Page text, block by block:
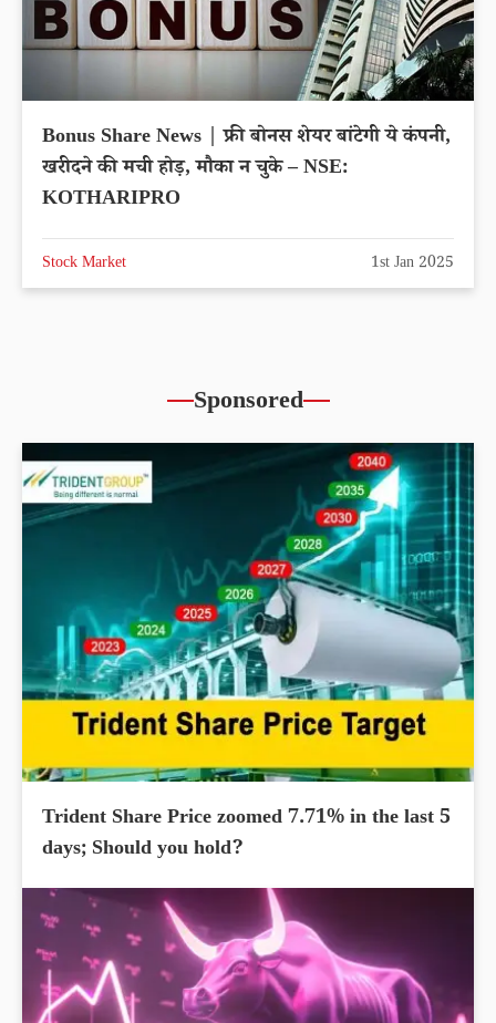
Bonus Share News | फ्री बोनस शेयर बांटेगी ये कंपनी,
खरीदने की मची होड़, मौका न चुके – NSE:
KOTHARIPRO
Stock Market 1st Jan 2025
Sponsored
Trident Share Price zoomed 7.71% in the last 5
days; Should you hold?